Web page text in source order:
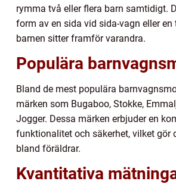
rymma två eller flera barn samtidigt.
form av en sida vid sida-vagn eller
barnen sitter framför varandra.
Populära
Bland de mest populära
märken som Bugaboo, Stokke,
Jogger. Dessa märken erbjuder en
funktionalitet och säkerhet, vilket gör
bland föräldrar.
Kvantitativa